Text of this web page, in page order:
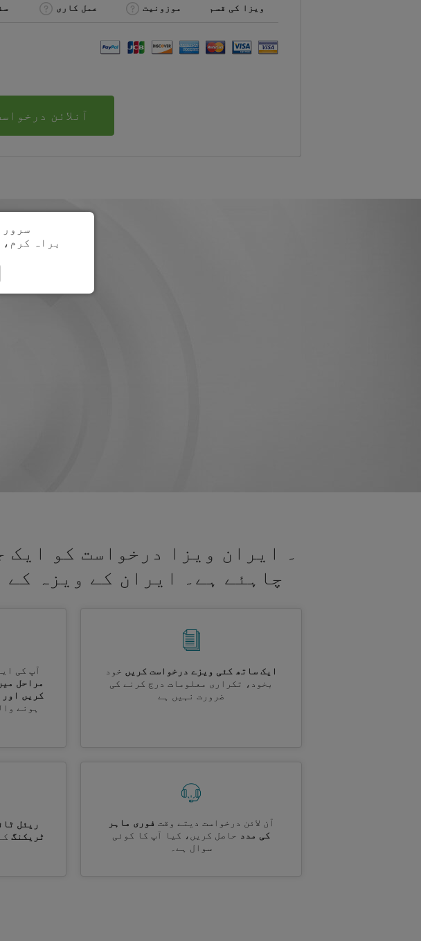
ویزا کی قسم موزونیت عمل کاری
آنلائن
۔ ایران ویزا درخواست کو
چاہئے ہے۔ ایران کے ویزہ
ایک ساتھ کئی ویزے درخواست کریں خود
بخود، تکراری معلومات درج کرنے کی
ضرورت نہیں ہے
آپ کی
مراحل
کریں
ہونے
آن لائن درخواست دیتے وقت فوری ماہر
کی مدد حاصل کریں، کیا آپ کا کوئی
سوال ہے۔
ریئل
ٹریکنگ
سرور
براہ